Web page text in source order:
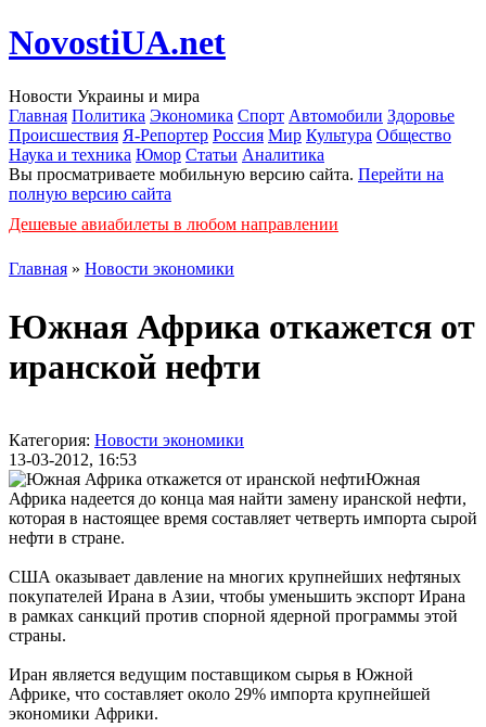
NovostiUA.net
Новости Украины и мира
Главная Политика Экономика Спорт Автомобили Здоровье
Происшествия Я-Репортер Россия Мир Культура Общество
Наука и техника Юмор Статьи Аналитика
Вы просматриваете мобильную версию сайта. Перейти на
полную версию сайта
Дешевые авиабилеты в любом направлении
Главная » Новости экономики
Южная Африка откажется от
иранской нефти
Категория: Новости экономики
13-03-2012, 16:53
Южная
Африка надеется до конца мая найти замену иранской нефти,
которая в настоящее время составляет четверть импорта сырой
нефти в стране.
США оказывает давление на многих крупнейших нефтяных
покупателей Ирана в Азии, чтобы уменьшить экспорт Ирана
в рамках санкций против спорной ядерной программы этой
страны.
Иран является ведущим поставщиком сырья в Южной
Африке, что составляет около 29% импорта крупнейшей
экономики Африки.